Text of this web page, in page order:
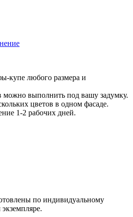
купе любого размера и
можно выполнить под вашу задумку.
цветов в одном фасаде.
1-2 рабочих дней.
по индивидуальному